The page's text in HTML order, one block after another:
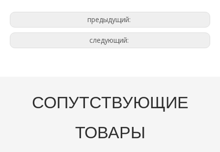
предыдущий:
следующий:
СОПУТСТВУЮЩИЕ
ТОВАРЫ